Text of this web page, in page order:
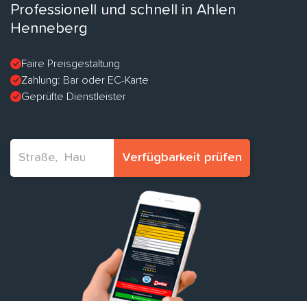
Professionell und schnell in Ahlen
Henneberg
Faire Preisgestaltung
Zahlung: Bar oder EC-Karte
Geprüfte Dienstleister
Verfügbarkeit prüfen